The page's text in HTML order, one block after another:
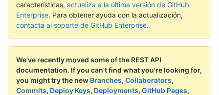
características, actualiza a la última versión de GitHub
Enterprise. Para obtener ayuda con la actualización,
contacta al soporte de GitHub Enterprise.
We've recently moved some of the REST API
documentation. If you can't find what you're looking for,
you might try the new Branches, Collaborators,
Commits, Deploy Keys, Deployments, GitHub Pages,